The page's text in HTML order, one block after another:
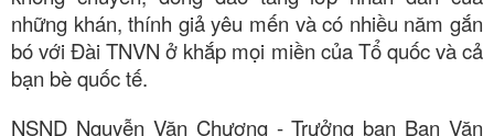
những khán, thính giả yêu mến và có nhiều năm gắn
bó với Đài TNVN ở khắp mọi miền của Tổ quốc và cả
bạn bè quốc tế.
NSND Nguyễn Văn Chương - Trưởng ban Ban Văn